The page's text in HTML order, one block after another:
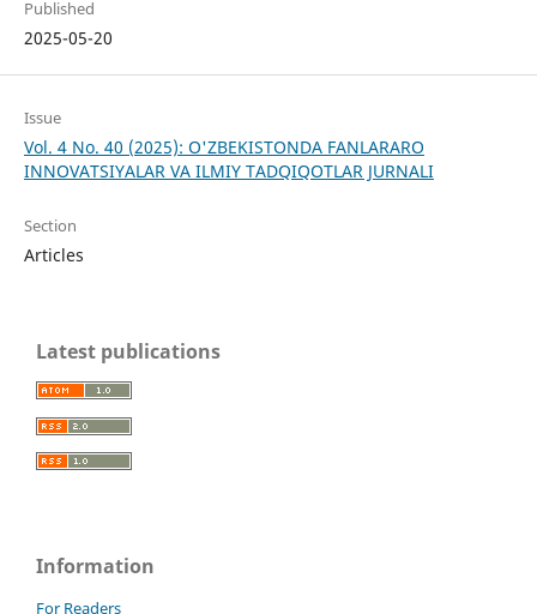
Published
2025-05-20
Issue
Vol. 4 No. 40 (2025): O'ZBEKISTONDA FANLARARO
INNOVATSIYALAR VA ILMIY TADQIQOTLAR JURNALI
Section
Articles
Latest publications
Information
For Readers